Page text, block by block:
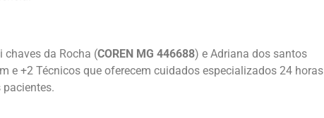
da Rocha (COREN MG 446688) e Adriana dos santos
e +2 Técnicos que oferecem cuidados especializados 24 horas